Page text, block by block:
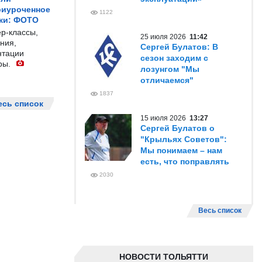
ФОТО
классы,
список
1122
25 июля 2026 11:42
Сергей Булатов: В
сезон заходим с
лозунгом "Мы
отличаемся"
1837
15 июля 2026 13:27
Сергей Булатов о
"Крыльях Советов":
Мы понимаем – нам
есть, что поправлять
2030
Весь список
НОВОСТИ ТОЛЬЯТТИ